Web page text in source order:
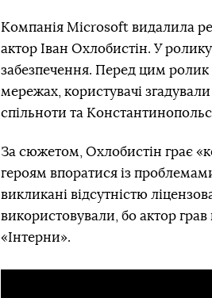
Компанія Microsoft видалила
актор Іван Охлобистін. У
забезпечення. Перед цим ролик
мережах, користувачі
спільноти та
За сюжетом, Охлобистін грає
героям впоратися із
викликані відсутністю
використовували, бо актор
«Інтерни».